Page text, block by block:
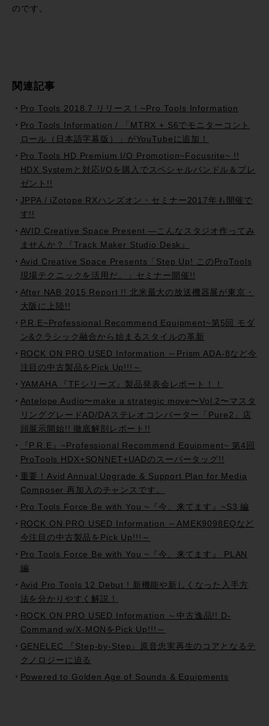
のです。
関連記事
Pro Tools 2018.7 リリース！~Pro Tools Information
Pro Tools Information / 「MTRX + S6でモニターコント
ロール（日本語字幕版）」がYouTubeに追加！
Pro Tools HD Premium I/O Promotion~Focusrite~ !!
HDX Systemと対応I/Oを購入でスペシャルバンドル＆プレ
ゼント!!
JPPA / iZotope RXハンズオン・セミナー2017年も開催で
す!!
AVID Creative Space Present —こんなスタジオ作ってみ
ませんか？『Track Maker Studio Desk』
Avid Creative Space Presents「Step Up! このProTools
現場テクニックを活用だ。」セミナー開催!!
After NAB 2015 Report !! 北米最大の放送機器展が東京・
大阪に上陸!!
P.R.E~Professional Recommend Equipment~第5回 モダ
ン&クラシック融合から始まるスタイルの革新
ROCK ON PRO USED Information ～Prism ADA-8など今
注目の中古製品をPick Up!!!～
YAMAHA 『TFシリーズ』製品発表会レポート！！
Antelope Audio〜make a strategic move〜Vol.2〜マスタ
リンググレードAD/DAステレオコンバーター「Pure2」店
頭展示開始!! 徹底解剖レポート!!
『P.R.E』~Professional Recommend Equipment~ 第4回
ProTools HDX+SONNET+UADのスーパータッグ!!
重要！Avid Annual Upgrade & Support Plan for Media
Composer 再加入のチャンスです。
Pro Tools Force Be with You ~『今、来てます』~S3 編
ROCK ON PRO USED Information ～AMEK9098EQなど
今注目の中古製品をPick Up!!!～
Pro Tools Force Be with You ~『今、来てます』 PLAN
編
Avid Pro Tools 12 Debut ! 新機能や新しくなった入手方
法を分かりやすく解説！
ROCK ON PRO USED Information ～中古逸品!! D-
Command w/X-MONをPick Up!!!～
GENELEC 『Step-by-Step』原音忠実再生のコアとなるテ
クノロジーに迫る
Powered to Golden Age of Sounds & Equipments